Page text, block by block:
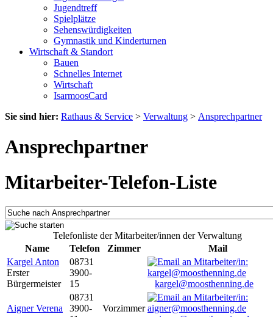
Jugendtreff
Spielplätze
Sehenswürdigkeiten
Gymnastik und Kinderturnen
Wirtschaft & Standort
Bauen
Schnelles Internet
Wirtschaft
IsarmoosCard
Sie sind hier: Rathaus & Service > Verwaltung > Ansprechpartner
Ansprechpartner
Mitarbeiter-Telefon-Liste
Telefonliste der Mitarbeiter/innen der Verwaltung
Name
Telefon Zimmer
Mail
Kargel Anton
Erster
Bürgermeister
08731
3900-
15
kargel@moosthenning.de
Aigner Verena
08731
3900-
Vorzimmer